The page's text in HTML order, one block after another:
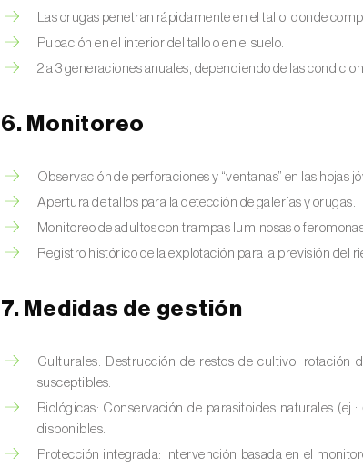
Las orugas penetran rápidamente en el tallo, donde
Pupación en el interior del tallo o en el suelo.
2 a 3 generaciones anuales, dependiendo de las
6. Monitoreo
Observación de perforaciones y “ventanas” en las hojas
Apertura de tallos para la detección de galerías y orugas.
Monitoreo de adultos con trampas luminosas o
Registro histórico de la explotación para la previsión del
7. Medidas de gestión
Culturales: Destrucción de restos de cultivo; rotación
susceptibles.
Biológicas: Conservación de parasitoides naturales (ej.:
disponibles.
Protección integrada: Intervención basada en el